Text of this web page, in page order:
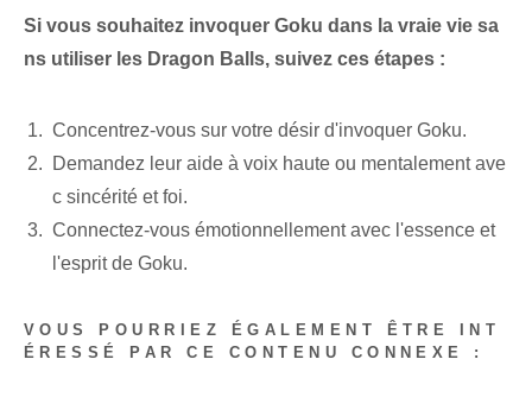
Si vous souhaitez invoquer Goku dans la vraie vie sa
ns utiliser les Dragon Balls, suivez ces étapes :
Concentrez-vous sur votre désir d'invoquer Goku.
Demandez leur aide à voix haute ou mentalement ave
c sincérité et foi.
Connectez-vous émotionnellement avec l'essence et
l'esprit de Goku.
VOUS POURRIEZ ÉGALEMENT ÊTRE INT
ÉRESSÉ PAR CE CONTENU CONNEXE :